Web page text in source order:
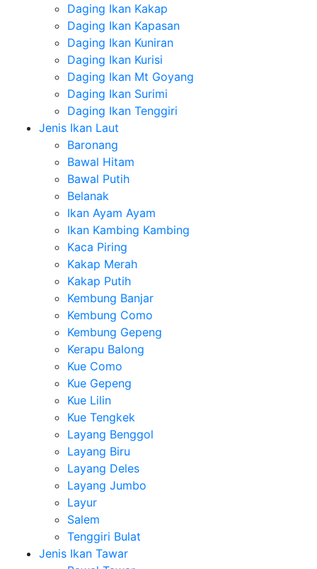
Daging Ikan Kakap
Daging Ikan Kapasan
Daging Ikan Kuniran
Daging Ikan Kurisi
Daging Ikan Mt Goyang
Daging Ikan Surimi
Daging Ikan Tenggiri
Jenis Ikan Laut
Baronang
Bawal Hitam
Bawal Putih
Belanak
Ikan Ayam Ayam
Ikan Kambing Kambing
Kaca Piring
Kakap Merah
Kakap Putih
Kembung Banjar
Kembung Como
Kembung Gepeng
Kerapu Balong
Kue Como
Kue Gepeng
Kue Lilin
Kue Tengkek
Layang Benggol
Layang Biru
Layang Deles
Layang Jumbo
Layur
Salem
Tenggiri Bulat
Jenis Ikan Tawar